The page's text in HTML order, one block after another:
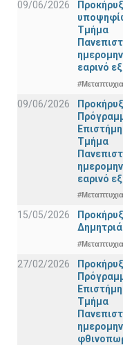
09/06/2026
Τμήμα
εαρινό
09/06/2026
Τμήμα
εαρινό
15/05/2026
27/02/2026
Τμήμα